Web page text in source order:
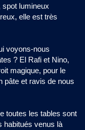
spot lumineux
elle est très
voyons-nous
? El Rafi et Nino,
magique, pour le
pâte et ravis de nous
toutes les tables sont
habitués venus là